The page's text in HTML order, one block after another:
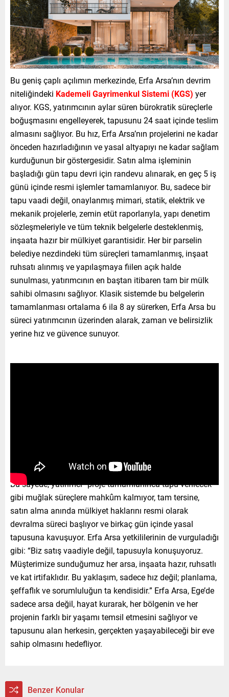
Bu geniş çaplı açılımın merkezinde, Erfa Arsa’nın devrim
niteliğindeki Kademeli Gayrimenkul Sistemi (KGS) yer
alıyor. KGS, yatırımcının aylar süren bürokratik süreçlerle
boğuşmasını engelleyerek, tapusunu 24 saat içinde teslim
almasını sağlıyor. Bu hız, Erfa Arsa’nın projelerini ne kadar
önceden hazırladığının ve yasal altyapıyı ne kadar sağlam
kurduğunun bir göstergesidir. Satın alma işleminin
başladığı gün tapu devri için randevu alınarak, en geç 5 iş
günü içinde resmi işlemler tamamlanıyor. Bu, sadece bir
tapu vaadi değil, onaylanmış mimari, statik, elektrik ve
mekanik projelerle, zemin etüt raporlarıyla, yapı denetim
sözleşmeleriyle ve tüm teknik belgelerle desteklenmiş,
inşaata hazır bir mülkiyet garantisidir. Her bir parselin
belediye nezdindeki tüm süreçleri tamamlanmış, inşaat
ruhsatı alınmış ve yapılaşmaya fiilen açık halde
sunulması, yatırımcının en baştan itibaren tam bir mülk
sahibi olmasını sağlıyor. Klasik sistemde bu belgelerin
tamamlanması ortalama 6 ila 8 ay sürerken, Erfa Arsa bu
süreci yatırımcının üzerinden alarak, zaman ve belirsizlik
yerine hız ve güvence sunuyor.
Bu sayede, yatırımcı “proje tamamlanınca tapu verilecek”
gibi muğlak süreçlere mahkûm kalmıyor, tam tersine,
satın alma anında mülkiyet haklarını resmi olarak
devralma süreci başlıyor ve birkaç gün içinde yasal
tapusuna kavuşuyor. Erfa Arsa yetkililerinin de vurguladığı
gibi: “Biz satış vaadiyle değil, tapusuyla konuşuyoruz.
Müşterimize sunduğumuz her arsa, inşaata hazır, ruhsatlı
ve kat irtifaklıdır. Bu yaklaşım, sadece hız değil; planlama,
şeffaflık ve sorumluluğun ta kendisidir.” Erfa Arsa, Ege’de
sadece arsa değil, hayat kurarak, her bölgenin ve her
projenin farklı bir yaşamı temsil etmesini sağlıyor ve
tapusunu alan herkesin, gerçekten yaşayabileceği bir eve
sahip olmasını hedefliyor.
Benzer Konular